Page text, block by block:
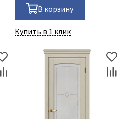
В корзину
Купить в 1 клик